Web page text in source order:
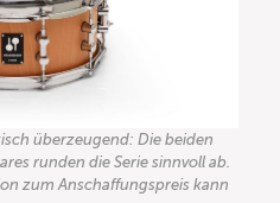
überzeugend: Die beiden
runden die Serie sinnvoll ab.
zum Anschaffungspreis kann